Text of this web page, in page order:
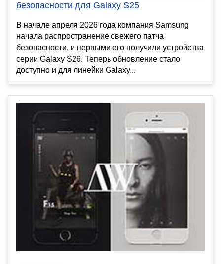
безопасности для Galaxy S25
В начале апреля 2026 года компания Samsung
начала распространение свежего патча
безопасности, и первыми его получили устройства
серии Galaxy S26. Теперь обновление стало
доступно и для линейки Galaxy...